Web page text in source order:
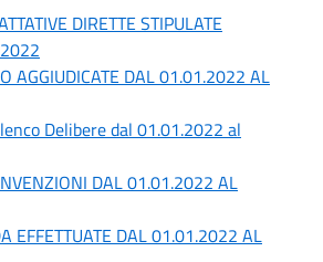
DIRETTE STIPULATE
AGGIUDICATE DAL 01.01.2022 AL
Delibere dal 01.01.2022 al
DAL 01.01.2022 AL
EFFETTUATE DAL 01.01.2022 AL